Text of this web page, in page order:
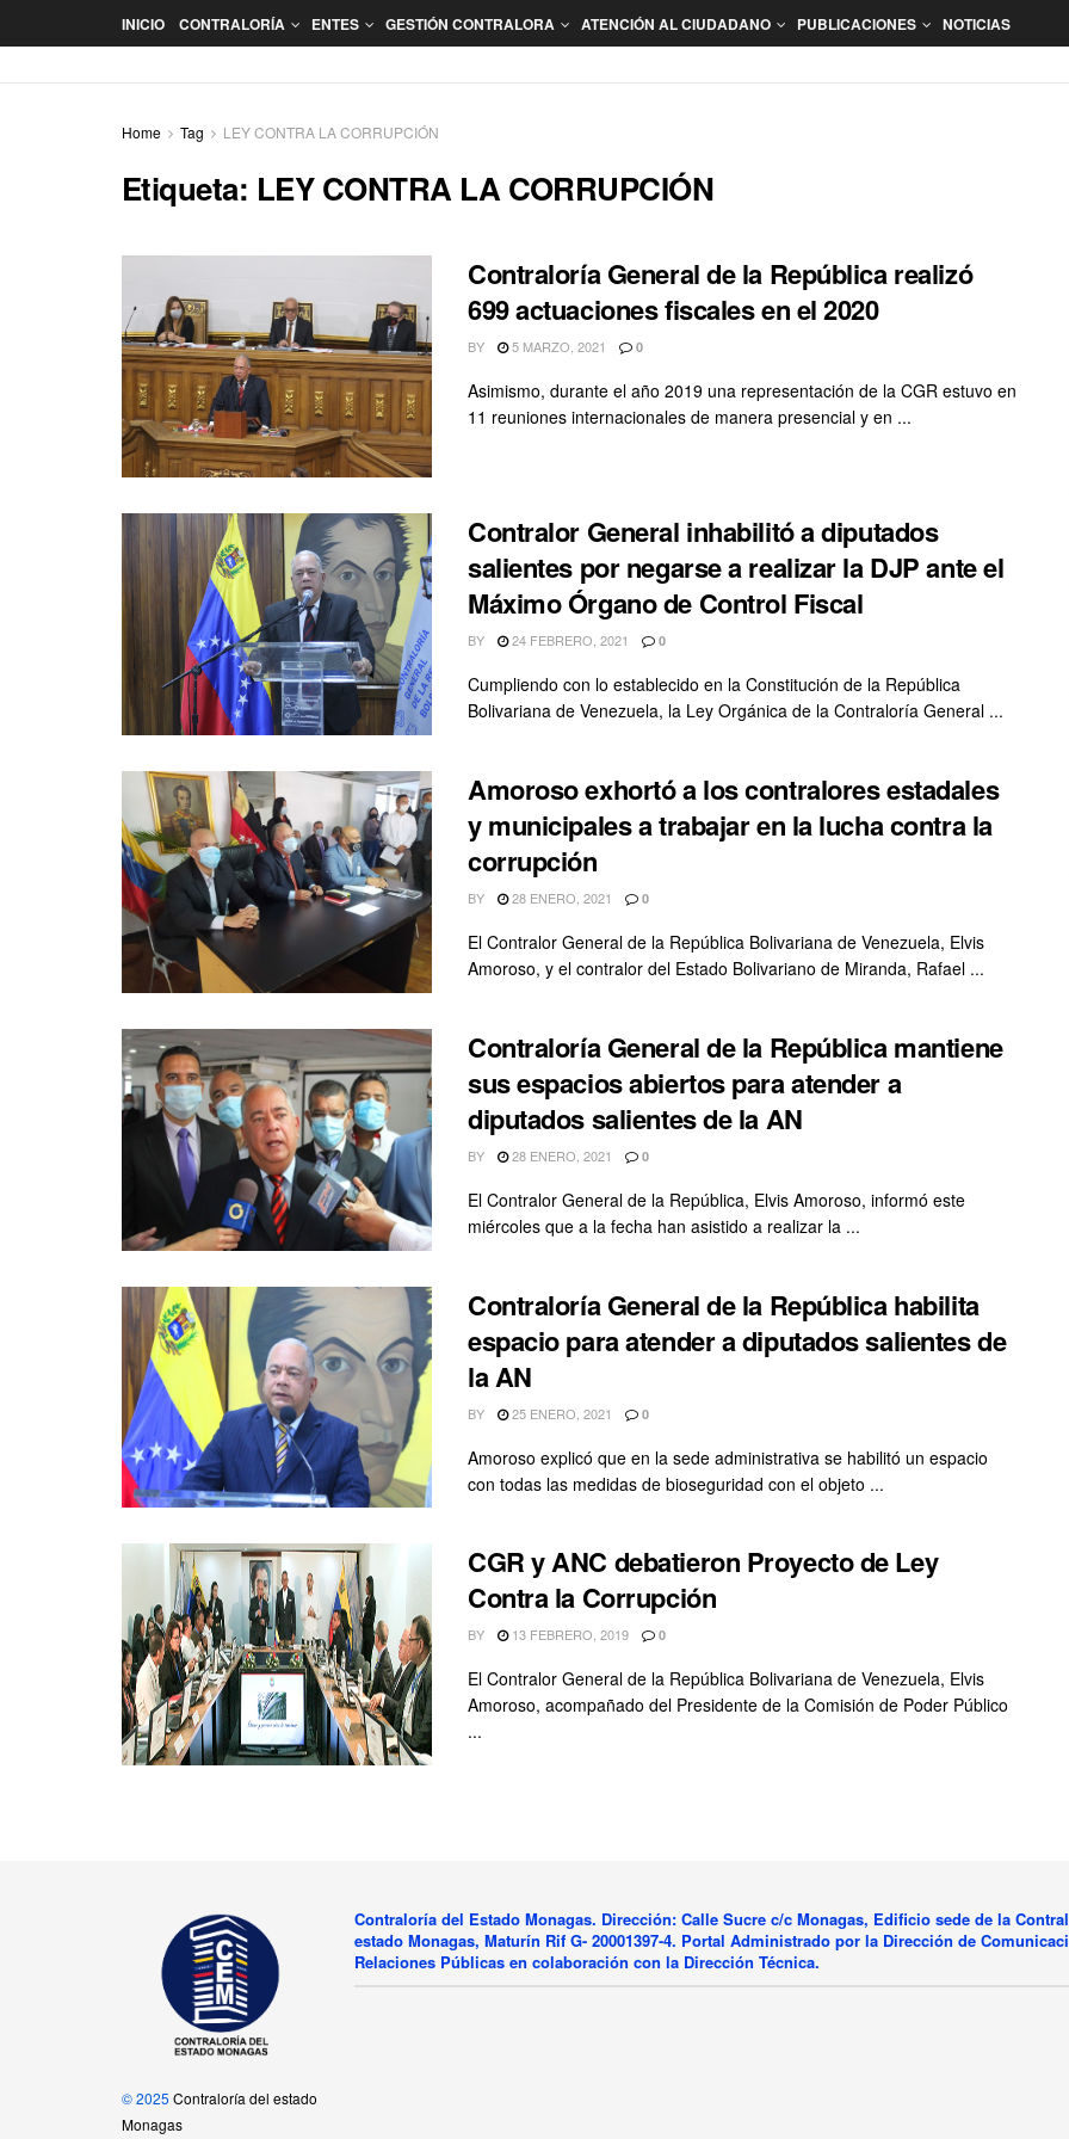
INICIO CONTRALORÍA ENTES GESTIÓN CONTRALORA ATENCIÓN AL CIUDADANO PUBLICACIONES NOTICIAS
Home Tag LEY CONTRA LA CORRUPCIÓN
Etiqueta: LEY CONTRA LA CORRUPCIÓN
Contraloría General de la República realizó
699 actuaciones fiscales en el 2020
BY 5 MARZO, 2021 0
Asimismo, durante el año 2019 una representación de la CGR estuvo en
11 reuniones internacionales de manera presencial y en ...
Contralor General inhabilitó a diputados
salientes por negarse a realizar la DJP ante el
Máximo Órgano de Control Fiscal
BY 24 FEBRERO, 2021 0
Cumpliendo con lo establecido en la Constitución de la República
Bolivariana de Venezuela, la Ley Orgánica de la Contraloría General ...
Amoroso exhortó a los contralores estadales
y municipales a trabajar en la lucha contra la
corrupción
BY 28 ENERO, 2021 0
El Contralor General de la República Bolivariana de Venezuela, Elvis
Amoroso, y el contralor del Estado Bolivariano de Miranda, Rafael ...
Contraloría General de la República mantiene
sus espacios abiertos para atender a
diputados salientes de la AN
BY 28 ENERO, 2021 0
El Contralor General de la República, Elvis Amoroso, informó este
miércoles que a la fecha han asistido a realizar la ...
Contraloría General de la República habilita
espacio para atender a diputados salientes de
la AN
BY 25 ENERO, 2021 0
Amoroso explicó que en la sede administrativa se habilitó un espacio
con todas las medidas de bioseguridad con el objeto ...
CGR y ANC debatieron Proyecto de Ley
Contra la Corrupción
BY 13 FEBRERO, 2019 0
El Contralor General de la República Bolivariana de Venezuela, Elvis
Amoroso, acompañado del Presidente de la Comisión de Poder Público
...
© 2025 Contraloría del estado
Monagas
Contraloría del Estado Monagas. Dirección: Calle Sucre c/c Monagas, Edificio sede de la
estado Monagas, Maturín Rif G- 20001397-4. Portal Administrado por la Dirección de
Relaciones Públicas en colaboración con la Dirección Técnica.